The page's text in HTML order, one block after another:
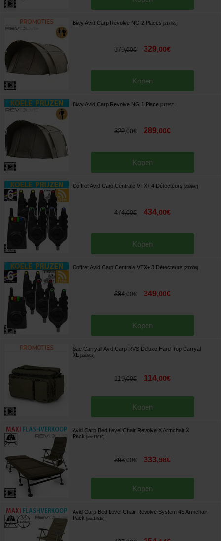
Biwy Avid Carp Revolve NG 2 Places 217795]
379,00€ 329,00€
Kopen
Biwy Avid Carp Revolve NG 1 Place 217793]
329,00€ 289,00€
Kopen
Coffret Avid Carp Centrale VTX+ 4 Détecteurs 203997]
474,00€ 434,00€
Kopen
Coffret Avid Carp Centrale VTX+ 3 Détecteurs 203996]
384,00€ 349,00€
Kopen
Sac Carryall Avid Carp RVS Deluxe Hard-Top Carryal
XL
226903]
119,00€ 114,00€
Kopen
Avid Carp Bed Level Chair Revolve X Armchair X
Pack
[esc17819]
393,00€ 333,98€
Kopen
Avid Carp Bed Level Chair Revolve System 4S Armchair
Pack
[esc17818]